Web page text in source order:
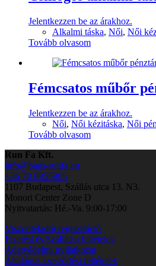
Jelentkezzen be az árakhoz.
Alkalmi táska, Női, Női
Tovább olvasom
Fémcsatos műbőr
Jelentkezzen be az árakhoz.
Női, Női kézitáska, Női
Tovább olvasom
Run Fa Kft.
info@bags-runfa.eu
+36 70 8855905
1107 Budapest, Szállás utca 13. N3.
Monori Center Zone D
Nyitvatartás: Hé.-Va. 9:00-17:00
Viszonteladói regisztráció
Fizetési és Szállítási feltételek
Adatvédelmi nyilatkozat
Általános szerződési feltételek